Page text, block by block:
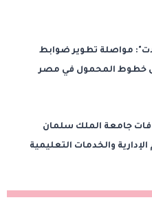
مواصلة تطوير ضوابط
خطوط المحمول في مصر
جامعة الملك سلمان
الإدارية والخدمات التعليمية